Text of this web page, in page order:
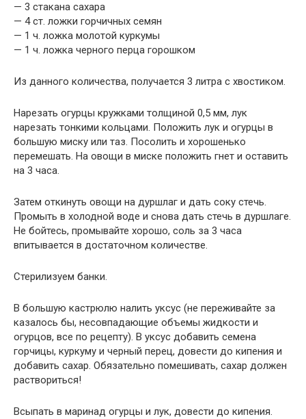
— 3 стакана сахара
— 4 ст. ложки горчичных семян
— 1 ч. ложка молотой куркумы
— 1 ч. ложка черного перца горошком
Из данного количества, получается 3 литра с хвостиком.
Нарезать огурцы кружками толщиной 0,5 мм, лук
нарезать тонкими кольцами. Положить лук и огурцы в
большую миску или таз. Посолить и хорошенько
перемешать. На овощи в миске положить гнет и оставить
на 3 часа.
Затем откинуть овощи на дуршлаг и дать соку стечь.
Промыть в холодной воде и снова дать стечь в дуршлаге.
Не бойтесь, промывайте хорошо, соль за 3 часа
впитывается в достаточном количестве.
Стерилизуем банки.
В большую кастрюлю налить уксус (не переживайте за
казалось бы, несовпадающие объемы жидкости и
огурцов, все по рецепту). В уксус добавить семена
горчицы, куркуму и черный перец, довести до кипения и
добавить сахар. Обязательно помешивать, сахар должен
раствориться!
Всыпать в маринад огурцы и лук, довести до кипения.